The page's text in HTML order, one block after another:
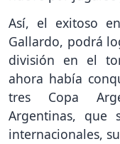
Así, el exitoso
Gallardo, podrá
división en el
ahora había
tres Copa
Argentinas, que
internacionales,